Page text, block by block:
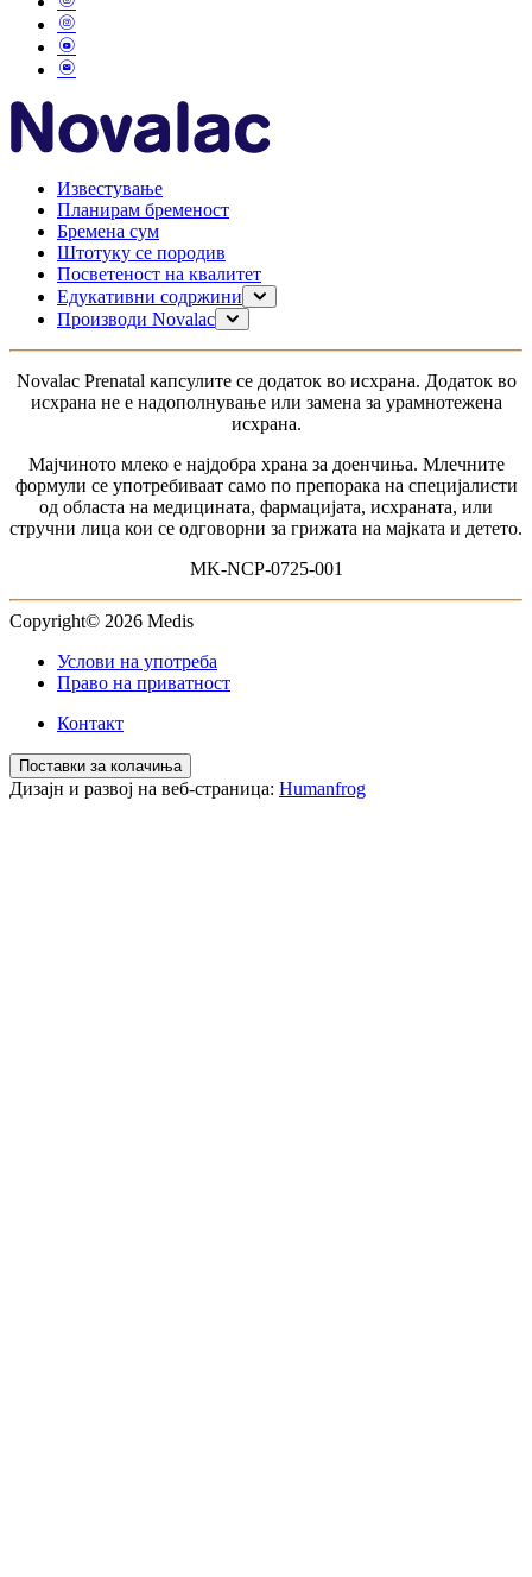
Известување
Планирам бременост
Бремена сум
Штотуку се породив
Посветеност на квалитет
Едукативни содржини
Планирање на бременост
Моето дете
Производи Novalac
6-12 месеци
1-3 години
за доенчиња без дигестивни проблеми
За доенчиња со алергија
Novalac Рrenatal капсулите се додаток во исхрана. Додаток во
исхрана не е надополнување или замена за урамнотежена
исхрана.
Мајчиното млеко е најдобра храна за доенчиња. Млечните
формули се употребиваат само по препорака на специјалисти
од областа на медицината, фармацијата, исхраната, или
стручни лица кои се одговорни за грижата на мајката и детето.
MK-NCP-0725-001
Copyright© 2026 Medis
Услови на употреба
Право на приватност
Контакт
Поставки за колачиња
Дизајн и развој на веб-страница: Humanfrog